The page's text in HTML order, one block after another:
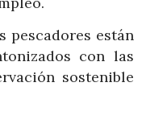
pescadores están
con las
sostenible